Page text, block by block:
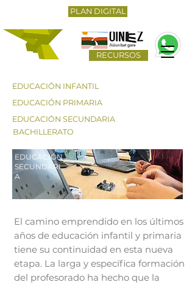
RECURSOS
PLAN DIGITAL
EDUCACIÓN INFANTIL
EDUCACIÓN PRIMARIA
EDUCACIÓN SECUNDARIA
BACHILLERATO
EDUCACIÓN
SECUNDARI
A
El camino emprendido en los últimos
años de educación infantil y primaria
tiene su continuidad en esta nueva
etapa. La larga y específica formación
del profesorado ha hecho que la